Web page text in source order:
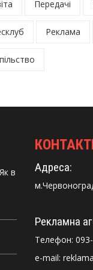
Передачі
Реклама
Як в
Адреса:
Рекламна
Телефон:
e-mail: